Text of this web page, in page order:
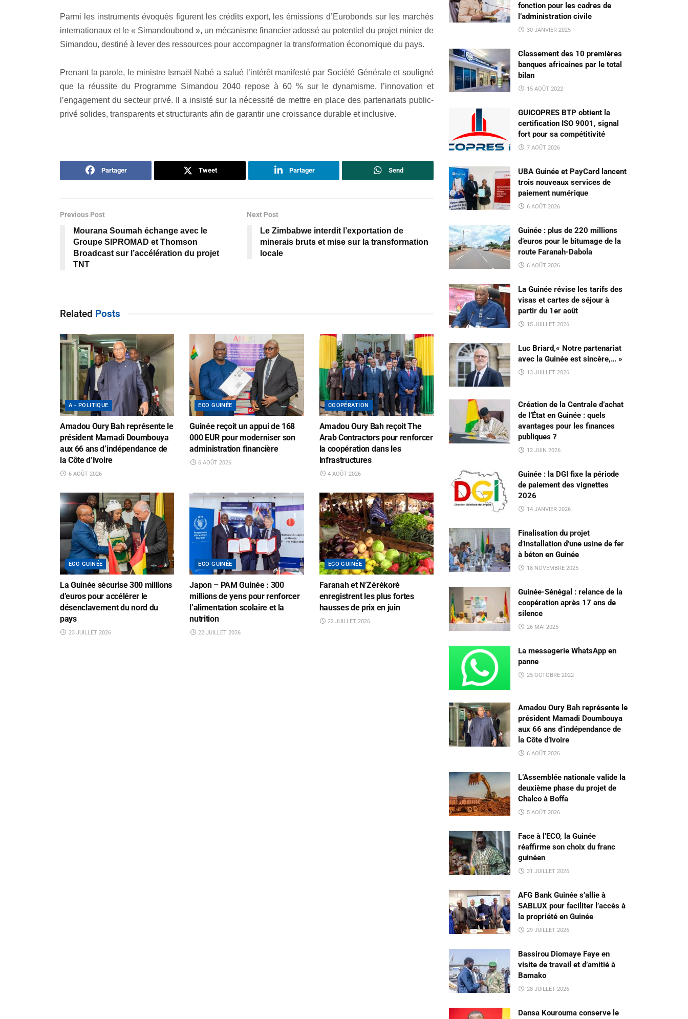
Parmi les instruments évoqués figurent les crédits export, les émissions d’Eurobonds sur les marchés
internationaux et le « Simandoubond », un mécanisme financier adossé au potentiel du projet minier de
Simandou, destiné à lever des ressources pour accompagner la transformation économique du pays.
Prenant la parole, le ministre Ismaël Nabé a salué l’intérêt manifesté par Société Générale et souligné
que la réussite du Programme Simandou 2040 repose à 60 % sur le dynamisme, l’innovation et
l’engagement du secteur privé. Il a insisté sur la nécessité de mettre en place des partenariats public-
privé solides, transparents et structurants afin de garantir une croissance durable et inclusive.
Partager Tweet Partager Send
Previous Post
Mourana Soumah échange avec le
Groupe SIPROMAD et Thomson
Broadcast sur l’accélération du projet
TNT
Next Post
Le Zimbabwe interdit l’exportation de
minerais bruts et mise sur la transformation
locale
Related Posts
A - POLITIQUE
Amadou Oury Bah représente le
président Mamadi Doumbouya
aux 66 ans d’indépendance de
la Côte d’Ivoire
6 AOÛT 2026
ECO GUINÉE
Guinée reçoit un appui de 168
000 EUR pour moderniser son
administration financière
6 AOÛT 2026
COOPÉRATION
Amadou Oury Bah reçoit The
Arab Contractors pour renforcer
la coopération dans les
infrastructures
4 AOÛT 2026
ECO GUINÉE
La Guinée sécurise 300 millions
d’euros pour accélérer le
désenclavement du nord du
pays
23 JUILLET 2026
ECO GUINÉE
Japon – PAM Guinée : 300
millions de yens pour renforcer
l’alimentation scolaire et la
nutrition
22 JUILLET 2026
ECO GUINÉE
Faranah et N’Zérékoré
enregistrent les plus fortes
hausses de prix en juin
22 JUILLET 2026
fonction pour les cadres de
l’administration civile
30 JANVIER 2025
Classement des 10 premières
banques africaines par le total
bilan
15 AOÛT 2022
GUICOPRES BTP obtient la
certification ISO 9001, signal
fort pour sa compétitivité
7 AOÛT 2026
UBA Guinée et PayCard lancent
trois nouveaux services de
paiement numérique
6 AOÛT 2026
Guinée : plus de 220 millions
d’euros pour le bitumage de la
route Faranah-Dabola
6 AOÛT 2026
La Guinée révise les tarifs des
visas et cartes de séjour à
partir du 1er août
15 JUILLET 2026
Luc Briard,« Notre partenariat
avec la Guinée est sincère,… »
13 JUILLET 2026
Création de la Centrale d’achat
de l’État en Guinée : quels
avantages pour les finances
publiques ?
12 JUIN 2026
Guinée : la DGI fixe la période
de paiement des vignettes
2026
14 JANVIER 2026
Finalisation du projet
d’installation d’une usine de fer
à béton en Guinée
18 NOVEMBRE 2025
Guinée-Sénégal : relance de la
coopération après 17 ans de
silence
26 MAI 2025
La messagerie WhatsApp en
panne
25 OCTOBRE 2022
Amadou Oury Bah représente le
président Mamadi Doumbouya
aux 66 ans d’indépendance de
la Côte d’Ivoire
6 AOÛT 2026
L’Assemblée nationale valide la
deuxième phase du projet de
Chalco à Boffa
5 AOÛT 2026
Face à l’ECO, la Guinée
réaffirme son choix du franc
guinéen
31 JUILLET 2026
AFG Bank Guinée s’allie à
SABLUX pour faciliter l’accès à
la propriété en Guinée
29 JUILLET 2026
Bassirou Diomaye Faye en
visite de travail et d’amitié à
Bamako
28 JUILLET 2026
Dansa Kourouma conserve le